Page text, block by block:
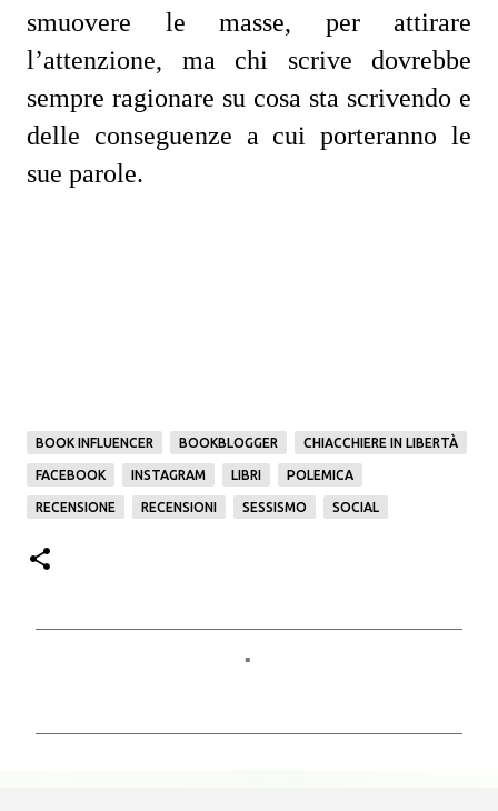
smuovere le masse, per attirare
l’attenzione, ma chi scrive dovrebbe
sempre ragionare su cosa sta scrivendo e
delle conseguenze a cui porteranno le
sue parole.
BOOK INFLUENCER BOOKBLOGGER CHIACCHIERE IN LIBERTÀ
FACEBOOK INSTAGRAM LIBRI POLEMICA
RECENSIONE RECENSIONI SESSISMO SOCIAL